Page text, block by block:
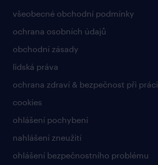
všeobecné obchodní podmínky
ochrana osobních údajů
obchodní zásady
lidská práva
ochrana zdraví & bezpečnost při práci
cookies
ohlášení pochybení
nahlášení zneužití
ohlášení bezpečnostního problému